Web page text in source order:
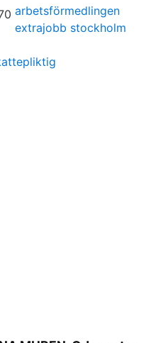
arbetsförmedlingen
extrajobb stockholm